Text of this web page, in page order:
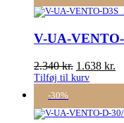
V-UA-
2.340kr. 1.638 kr.
Tilføj til kurv
-30%